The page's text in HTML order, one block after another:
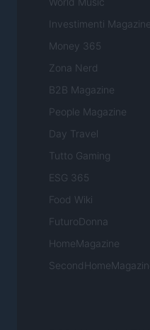
Investimenti Magazine
Money 365
Zona Nerd
B2B Magazine
People Magazine
Day Travel
Tutto Gaming
ESG 365
Food Wiki
FuturoDonna
HomeMagazine